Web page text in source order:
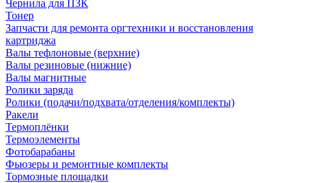
Чернила для ПЗК
Тонер
Запчасти для ремонта оргтехники и восстановления
картриджа
Валы тефлоновые (верхние)
Валы резиновые (нижние)
Валы магнитные
Ролики заряда
Ролики (подачи/подхвата/отделения/комплекты)
Ракели
Термоплёнки
Термоэлементы
Фотобарабаны
Фьюзеры и ремонтные комплекты
Тормозные площадки